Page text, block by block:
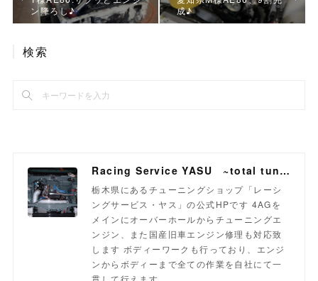
ン降ろし♪
成♪
検索
Racing Service YASU ~total tuning proshop~
栃木県にあるチューニングショップ「レーシ
ングサービス・ヤス」の公式HPです 4AGを
メインにオーバーホールからチューニングエ
ンジン、また国産旧車エンジン修理も対応致
します ボディーワークも行っており、エンジ
ンからボディーまで全ての作業を自社にて一
貫して行えます